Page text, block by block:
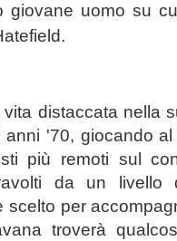
giovane uomo su
distaccata nella
'70, giocando al
più remoti sul
da un livello
scelto per
troverà